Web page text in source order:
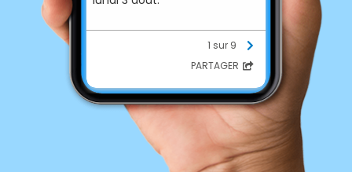
- de chutes de pluie de 30 à
50mm localement
- de rafales de vent pouvant
très localement atteindre 80
1 sur 9
PARTAGER